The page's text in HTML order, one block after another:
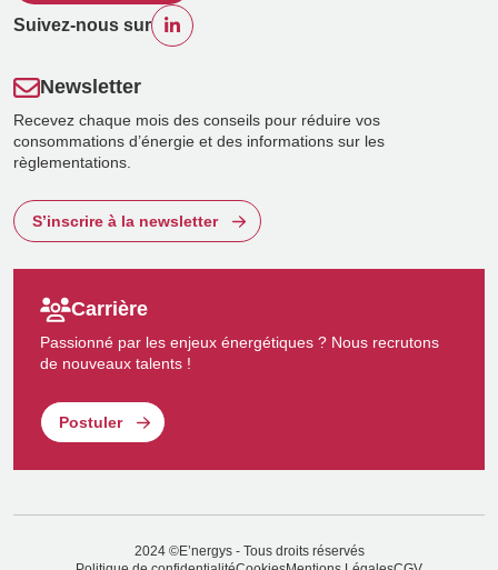
Suivez-nous sur
Newsletter
Recevez chaque mois des conseils pour réduire vos
consommations d’énergie et des informations sur les
règlementations.
S’inscrire à la newsletter
Carrière
Passionné par les enjeux énergétiques ? Nous recrutons
de nouveaux talents !
Postuler
2024 ©E’nergys - Tous droits réservés